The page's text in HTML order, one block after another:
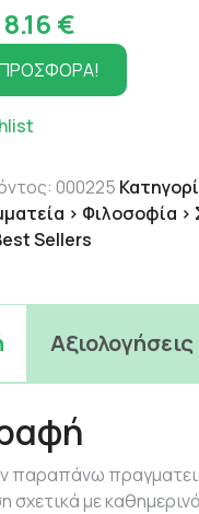
Original
price
was:
1,166.00 €.
8.16 €
τρέχουσα
τιμή
8.16 €.
000225
> Φιλοσοφία >
Sellers
παραπάνω
σχετικά με